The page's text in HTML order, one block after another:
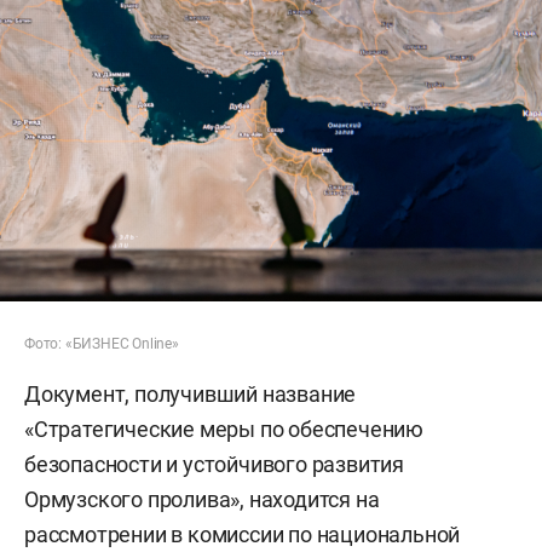
Фото: «БИЗНЕС Online»
Документ, получивший название
«Стратегические меры по обеспечению
безопасности и устойчивого развития
Ормузского пролива», находится на
рассмотрении в комиссии по национальной